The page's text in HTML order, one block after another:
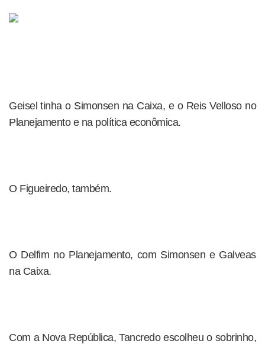
Geisel tinha o Simonsen na Caixa, e o Reis Velloso no
Planejamento e na política econômica.
O Figueiredo, também.
O Delfim no Planejamento, com Simonsen e Galveas
na Caixa.
Com a Nova República, Tancredo escolheu o sobrinho,